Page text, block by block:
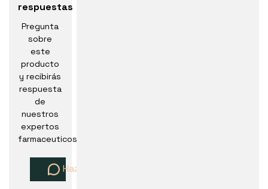
respuestas
Pregunta
sobre
este
producto
y recibirás
respuesta
de
nuestros
expertos
farmaceuticos
Haz una pregunta